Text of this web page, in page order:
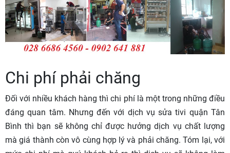
Chi phí phải chăng
Đối với nhiều khách hàng thì chi phí là một trong những điều
đáng quan tâm. Nhưng đến với dịch vụ sửa tivi quận Tân
Bình thì bạn sẽ không chỉ được hưởng dịch vụ chất lượng
mà giá thành còn vô cùng hợp lý và phải chăng. Tóm lại, với